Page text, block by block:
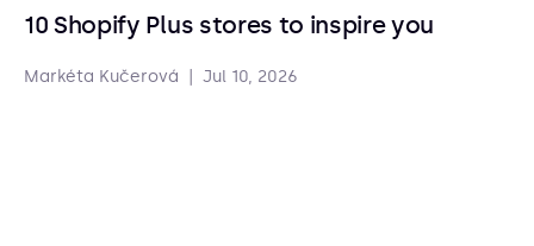
10 Shopify Plus stores to inspire you
Markéta Kučerová Jul 10, 2026